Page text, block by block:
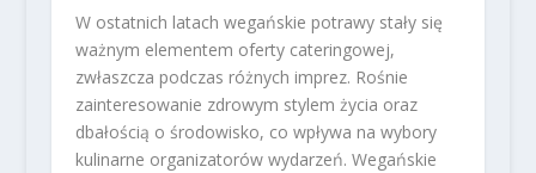
W ostatnich latach wegańskie potrawy stały się
ważnym elementem oferty cateringowej,
zwłaszcza podczas różnych imprez. Rośnie
zainteresowanie zdrowym stylem życia oraz
dbałością o środowisko, co wpływa na wybory
kulinarne organizatorów wydarzeń. Wegańskie